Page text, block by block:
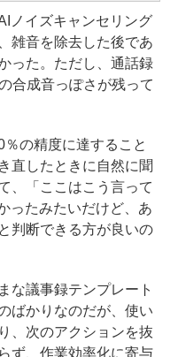
ノイズキャンセリング
雑音を除去した後であ
った。ただし、通話録
合成音っぽさが残って
の精度に達すること
直したときに自然に聞
、「ここはこう言って
ったみたいだけど、あ
判断できる方が良いの
な議事録テンプレート
ばかりなのだが、使い
、次のアクションを抜
ず、作業効率化に寄与